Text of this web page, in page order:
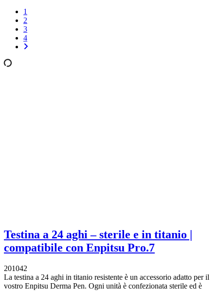
1
2
3
4
Testina a 24 aghi – sterile e in titanio |
compatibile con Enpitsu Pro.7
201042
La testina a 24 aghi in titanio resistente è un accessorio adatto per il
vostro Enpitsu Derma Pen. Ogni unità è confezionata sterile ed è